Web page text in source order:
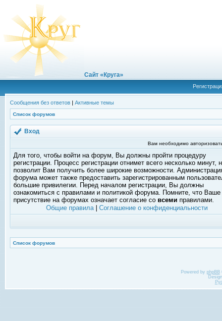
Сайт «Круга»
Сообщения без ответов | Активные темы
Список форумов
Вход
Вам необходимо
Для того, чтобы войти на форум, Вы должны пройти процедуру
регистрации. Процесс регистрации отнимет всего несколько минут,
позволит Вам получить более широкие возможности.
форума может также предоставить зарегистрированным
большие привилегии. Перед началом регистрации, Вы должны
ознакомиться с правилами и политикой форума. Помните, что Ваше
присутствие на форумах означает согласие со всеми правилами.
Общие правила| Соглашение о конфиденциальности
Список форумов
Powered by phpBB